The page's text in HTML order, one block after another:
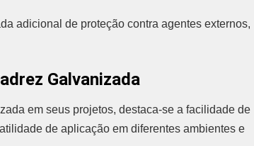
adicional de proteção contra agentes externos,
Galvanizada
em seus projetos, destaca-se a facilidade de
de aplicação em diferentes ambientes e